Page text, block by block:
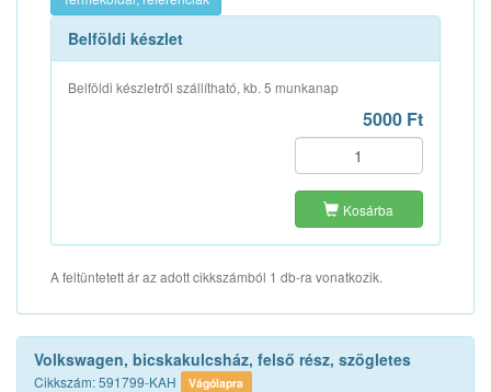
Belföldi készlet
Belföldi készletről szállítható, kb. 5 munkanap
5000 Ft
Kosárba
A feltüntetett ár az adott cikkszámból 1 db-ra vonatkozik.
Volkswagen, bicskakulcsház, felső rész, szögletes
Cikkszám: 591799-KAH Vágólapra